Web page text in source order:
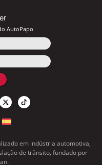
AutoPapo
em indústria automotiva,
de trânsito, fundado por